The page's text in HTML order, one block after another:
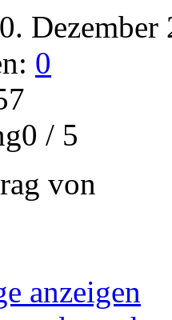
0
/ 5
von
anzeigen